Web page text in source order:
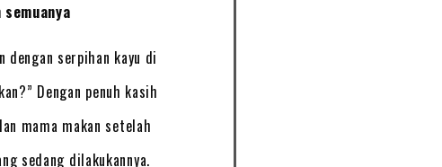
dengan serpihan kayu di
Dengan penuh kasih
mama makan setelah
sedang dilakukannya.